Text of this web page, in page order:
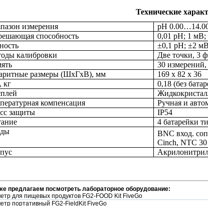
Технические
измерения
pH
способность
0,01 pH; 1 мВ;
±0,1 рН; ±2
калибровки
Две точки, 3
30
размеры (ШхГхВ), мм
169 x 82 x 36
кг
0,18 (без
компенсация
Ручная и
защиты
IP54
4 батарейки
BNC вход.
Cinch, NTC
предлагаем посмотреть лабораторное оборудование:
для пищевых продуктов FG2-FOOD Kit FiveGo
портативный FG2-FieldKit FiveGo